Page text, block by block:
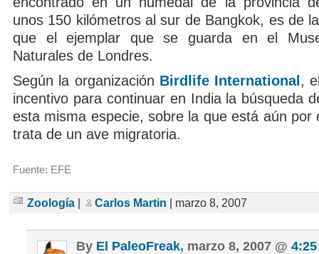
unos 150 kilómetros al sur de Bangkok, es de
que el ejemplar que se guarda en el
Naturales de Londres.
Según la organización Birdlife International ,
incentivo para continuar en India la búsqueda
esta misma especie, sobre la que está aún por
trata de un ave migratoria.
Fuente: EFE
Zoología Carlos Martin | marzo 8, 2007
By El PaleoFreak, marzo 8, 2007 @